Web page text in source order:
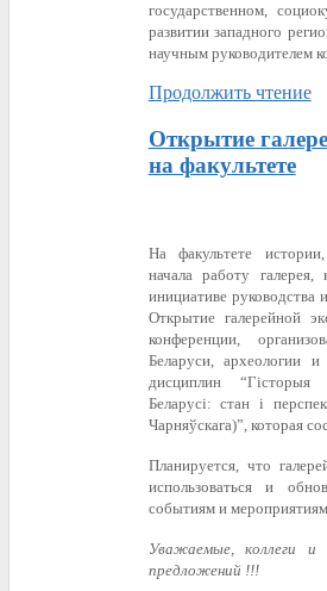
государственном,
развитии западного
научным руководителем
Продолжить чтение
Открытие
на факультете
На факультете
начала работу
инициативе руководства
Открытие галерейной
конференции,
Беларуси, археологии
дисциплин “Гісторыя
Беларусі: стан і
Чарняўскага)”, которая
Планируется, что
использоваться и
событиям и
Уважаемые, коллеги
предложений !!!